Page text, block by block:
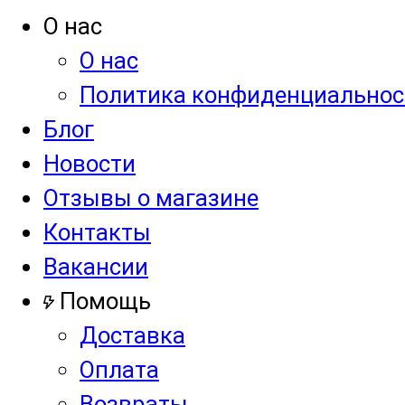
О нас
О нас
Политика
Блог
Новости
Отзывы о магазине
Контакты
Вакансии
Помощь
Доставка
Оплата